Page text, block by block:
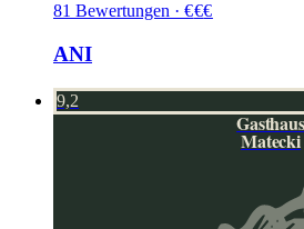
81 Bewertungen · €€€
ANI
9,2
Gasthaus
Matecki